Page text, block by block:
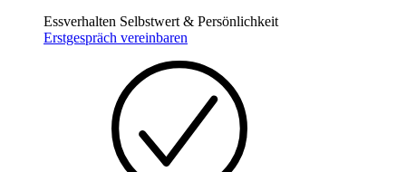
Essverhalten Selbstwert & Persönlichkeit
Erstgespräch vereinbaren